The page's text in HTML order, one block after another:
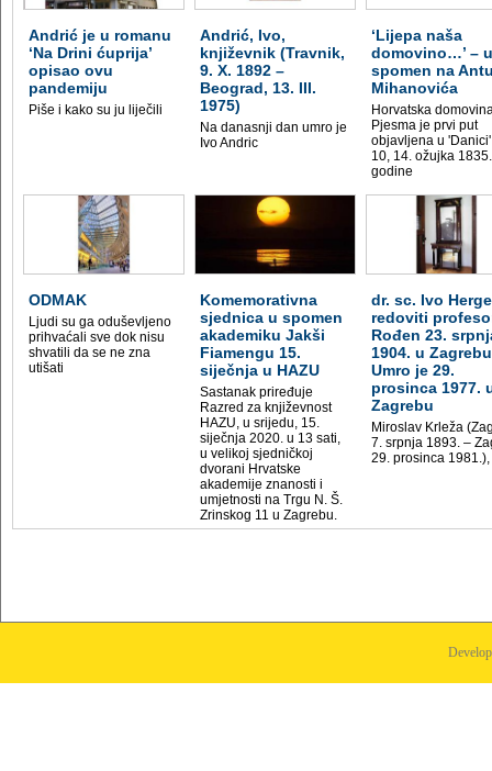
Andrić je u romanu
‘Na Drini ćuprija’
opisao ovu
pandemiju
Piše i kako su ju liječili
Andrić, Ivo,
književnik (Travnik,
9. X. 1892 –
Beograd, 13. III.
1975)
Na danasnji dan umro je
Ivo Andric
‘Lijepa naša
domovino…’ – u
spomen na
Mihanovića
Horvatska
Pjesma je prvi put
objavljena u 'Danici'
10, 14. ožujka 1835.
godine
ODMAK
Ljudi su ga oduševljeno
prihvaćali sve dok nisu
shvatili da se ne zna
utišati
Komemorativna
sjednica u spomen
akademiku Jakši
Fiamengu 15.
siječnja u HAZU
Sastanak priređuje
Razred za književnost
HAZU, u srijedu, 15.
siječnja 2020. u 13 sati,
u velikoj sjedničkoj
dvorani Hrvatske
akademije znanosti i
umjetnosti na Trgu N. Š.
Zrinskog 11 u Zagrebu.
dr. sc. Ivo
redoviti
Rođen 23.
1904. u
Umro je 29.
prosinca 1977.
Zagrebu
Miroslav Krleža
7. srpnja 1893. –
29. prosinca 1981.),